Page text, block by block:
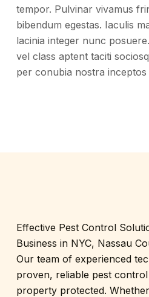
tempor. Pulvinar vivamus
bibendum egestas. Iaculis
lacinia integer nunc
vel class aptent taciti
per conubia nostra inceptos
Effective Pest Control
Business in NYC, Nassau
Our team of experienced
proven, reliable pest
property protected.